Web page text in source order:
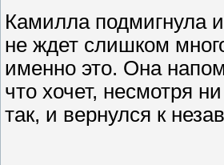
Камилла подмигнула
не ждет слишком
именно это. Она
что хочет, несмотря
так, и вернулся к